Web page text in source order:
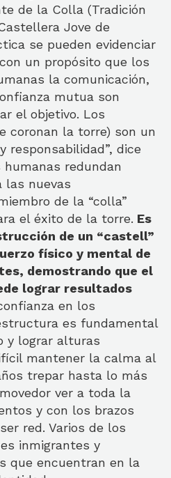
de la Colla (Tradición
Jove de
se pueden evidenciar
un propósito que los
la comunicación,
mutua son
el objetivo. Los
coronan la torre) son un
responsabilidad”, dice
redundan
las nuevas
de la “colla”
el éxito de la torre. Es
de un “castell”
físico y mental de
demostrando que el
lograr resultados
en los
es fundamental
y lograr alturas
mantener la calma al
trepar hasta lo más
ver a toda la
y con los brazos
red. Varios de los
inmigrantes y
que encuentran en la